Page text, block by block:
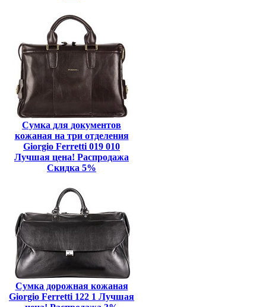
Сумка для документов
кожаная на три отделения
Giorgio Ferretti 019 010
Лучшая цена! Распродажа
Скидка 5%
Сумка дорожная кожаная
Giorgio Ferretti 122 1 Лучшая